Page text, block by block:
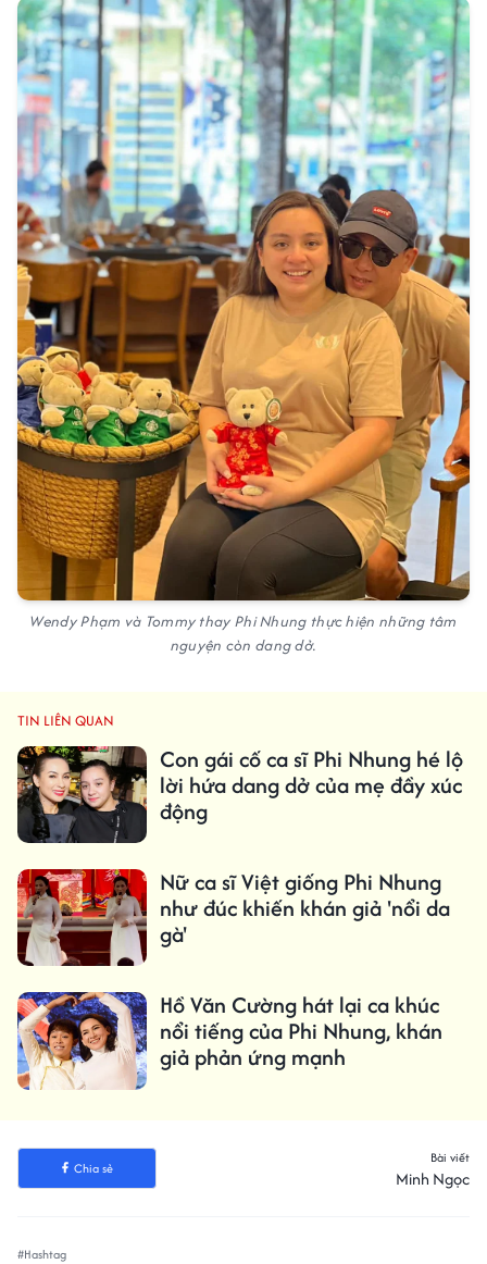
Wendy Phạm và Tommy thay Phi Nhung thực hiện những tâm
nguyện còn dang dở.
TIN LIÊN QUAN
Con gái cố ca sĩ Phi Nhung hé lộ
lời hứa dang dở của mẹ đầy xúc
động
Nữ ca sĩ Việt giống Phi Nhung
như đúc khiến khán giả 'nổi da
gà'
Hồ Văn Cường hát lại ca khúc
nổi tiếng của Phi Nhung, khán
giả phản ứng mạnh
Chia sẻ
Bài viết
Minh Ngọc
#Hashtag